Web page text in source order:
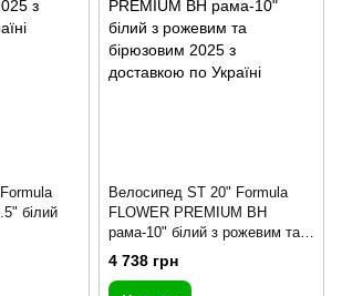
білий
Велосипед ST 20" Formula
FLOWER PREMIUM BH
рама-10" білий з рожевим та
бірюзовим 2025
4 738 грн